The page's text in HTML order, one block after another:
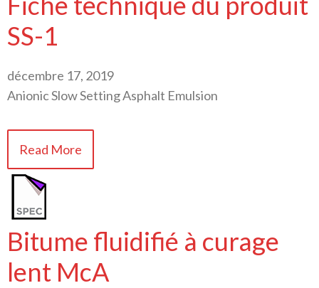
SS-1
décembre 17, 2019
Anionic Slow Setting Asphalt Emulsion
Read More
Bitume fluidifié à curage
lent McA